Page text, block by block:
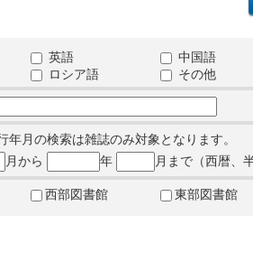
英語 中国語
ロシア語 その他
年月の検索は雑誌のみ対象となります。
月から 年 月まで（西暦、
西部図書館 東部図書館